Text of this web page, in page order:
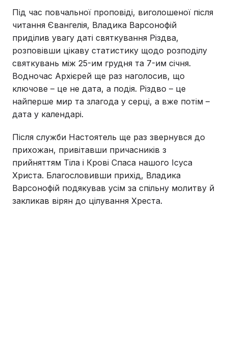
Під час повчальної проповіді, виголошеної після
читання Євангелія, Владика Варсонофій
приділив увагу даті святкування Різдва,
розповівши цікаву статистику щодо розподілу
святкувань між 25-им грудня та 7-им січня.
Водночас Архієрей ще раз наголосив, що
ключове – це не дата, а подія. Різдво – це
найперше мир та злагода у серці, а вже потім –
дата у календарі.
Після служби Настоятель ще раз звернувся до
прихожан, привітавши причасників з
прийняттям Тіла і Крові Спаса нашого Ісуса
Христа. Благословивши прихід, Владика
Варсонофій подякував усім за спільну молитву й
закликав вірян до цілування Хреста.